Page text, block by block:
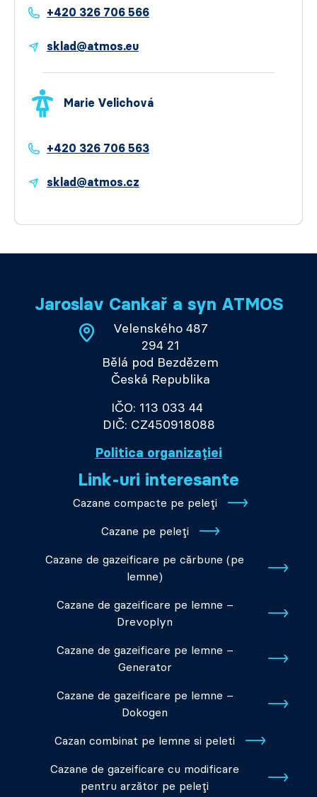
+420 326 706 566
sklad@atmos.eu
Marie Velichová
+420 326 706 563
sklad@atmos.cz
Jaroslav Cankař a syn ATMOS
Velenského 487
294 21
Bělá pod Bezdězem
Česká Republika
IČO: 113 033 44
DIČ: CZ450918088
Politica organizației
Link-uri interesante
Cazane compacte pe peleți
Cazane pe peleți
Cazane de gazeificare pe cărbune (pe
lemne)
Cazane de gazeificare pe lemne –
Drevoplyn
Cazane de gazeificare pe lemne –
Generator
Cazane de gazeificare pe lemne –
Dokogen
Cazan combinat pe lemne si peleti
Cazane de gazeificare cu modificare
pentru arzător pe peleți